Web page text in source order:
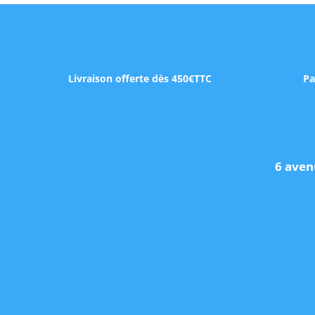
Livraison offerte dès 450€TTC
6